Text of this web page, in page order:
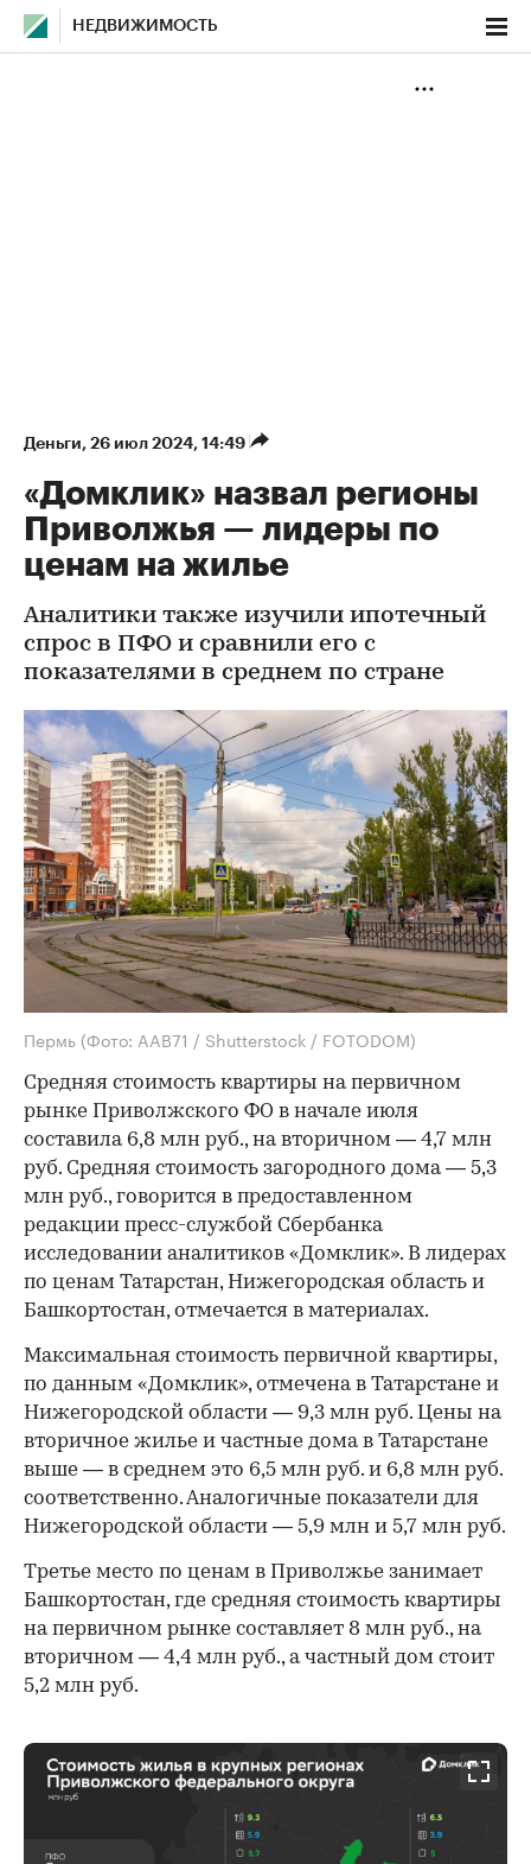
НЕДВИЖИМОСТЬ
Деньги⁠, 26 июл 2024, 14:49
«Домклик» назвал регионы
Приволжья — лидеры по
ценам на жилье
Аналитики также изучили ипотечный
спрос в ПФО и сравнили его с
показателями в среднем по стране
Пермь (Фото: AAB71 / Shutterstock / FOTODOM)
Средняя стоимость квартиры на первичном
рынке Приволжского ФО в начале июля
составила 6,8 млн руб., на вторичном — 4,7 млн
руб. Средняя стоимость загородного дома — 5,3
млн руб., говорится в предоставленном
редакции пресс-службой Сбербанка
исследовании аналитиков «Домклик». В лидерах
по ценам Татарстан, Нижегородская область и
Башкортостан, отмечается в материалах.
Максимальная стоимость первичной квартиры,
по данным «Домклик», отмечена в Татарстане и
Нижегородской области — 9,3 млн руб. Цены на
вторичное жилье и частные дома в Татарстане
выше — в среднем это 6,5 млн руб. и 6,8 млн руб.
соответственно. Аналогичные показатели для
Нижегородской области — 5,9 млн и 5,7 млн руб.
Третье место по ценам в Приволжье занимает
Башкортостан, где средняя стоимость квартиры
на первичном рынке составляет 8 млн руб., на
вторичном — 4,4 млн руб., а частный дом стоит
5,2 млн руб.